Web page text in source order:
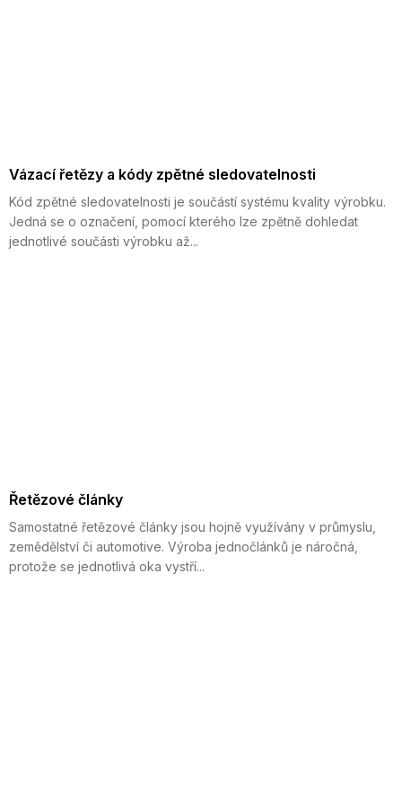
Vázací řetězy a kódy zpětné sledovatelnosti
Kód zpětné sledovatelnosti je součástí systému kvality výrobku.
Jedná se o označení, pomocí kterého lze zpětně dohledat
jednotlivé součásti výrobku až...
Řetězové články
Samostatné řetězové články jsou hojně využívány v průmyslu,
zemědělství či automotive. Výroba jednočlánků je náročná,
protože se jednotlivá oka vystří...